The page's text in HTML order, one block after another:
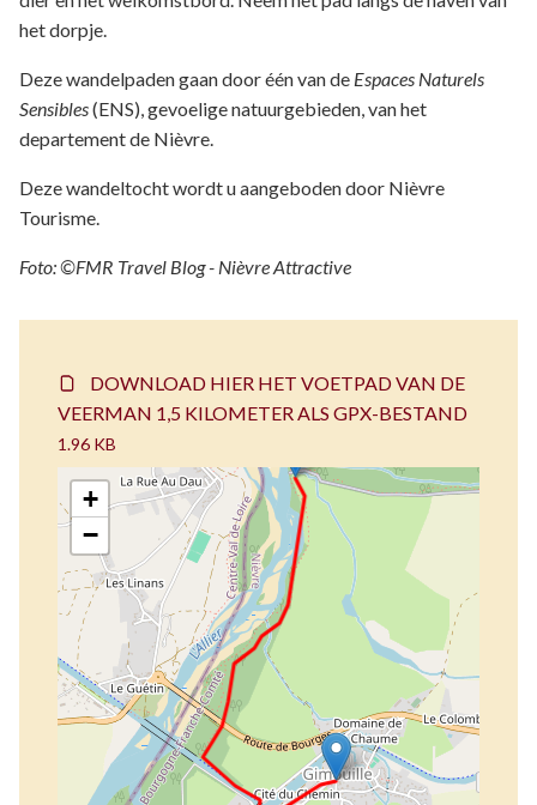
het dorpje.
Deze wandelpaden gaan door één van de Espaces Naturels
Sensibles(ENS), gevoelige natuurgebieden, van het
departement de Nièvre.
Deze wandeltocht wordt u aangeboden door Nièvre
Tourisme.
Foto: ©FMR Travel Blog - Nièvre Attractive
DOWNLOAD HIER HET VOETPAD VAN DE
VEERMAN 1,5 KILOMETER ALS GPX-BESTAND
1.96 KB
+
−